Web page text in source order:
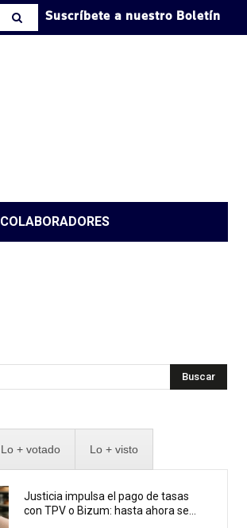
Suscríbete a nuestro Boletín
COLABORADORES
Buscar
Lo + votado Lo + visto
Justicia impulsa el pago de tasas
con TPV o Bizum: hasta ahora se...